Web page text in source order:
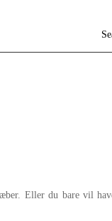
Eller du bare vil